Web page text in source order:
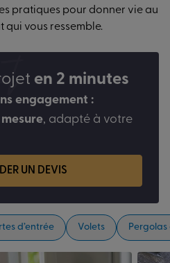
pratiques pour donner vie au
qui vous ressemble.
d’entrée Volets
en 2 minutes
engagement :
, adapté à votre
UN DEVIS